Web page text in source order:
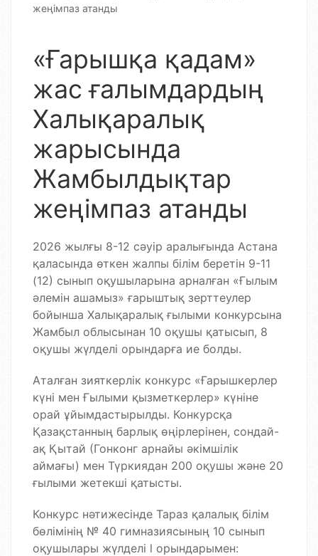
жеңімпаз атанды
«Ғарышқа қадам»
жас ғалымдардың
Халықаралық
жарысында
Жамбылдықтар
жеңімпаз атанды
2026 жылғы 8-12 сәуір аралығында Астана
қаласында өткен жалпы білім беретін 9-11
(12) сынып оқушыларына арналған «Ғылым
әлемін ашамыз» ғарыштық зерттеулер
бойынша Халықаралық ғылыми конкурсына
Жамбыл облысынан 10 оқушы қатысып, 8
оқушы жүлделі орындарға ие болды.
Аталған зияткерлік конкурс «Ғарышкерлер
күні мен Ғылыми қызметкерлер» күніне
орай ұйымдастырылды. Конкурсқа
Қазақстанның барлық өңірлерінен, сондай-
ақ Қытай (Гонконг арнайы әкімшілік
аймағы) мен Түркиядан 200 оқушы және 20
ғылыми жетекші қатысты.
Конкурс нәтижесінде Тараз қалалық білім
бөлімінің № 40 гимназиясының 10 сынып
оқушылары жүлделі l орындарымен: